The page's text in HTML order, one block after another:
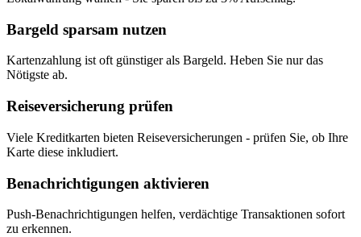
Bargeld sparsam nutzen
Kartenzahlung ist oft günstiger als Bargeld. Heben Sie nur das
Nötigste ab.
Reiseversicherung prüfen
Viele Kreditkarten bieten Reiseversicherungen - prüfen Sie, ob Ihre
Karte diese inkludiert.
Benachrichtigungen aktivieren
Push-Benachrichtigungen helfen, verdächtige Transaktionen sofort
zu erkennen.